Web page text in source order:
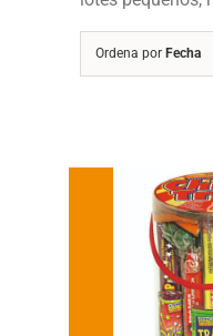
Ordena por Fecha